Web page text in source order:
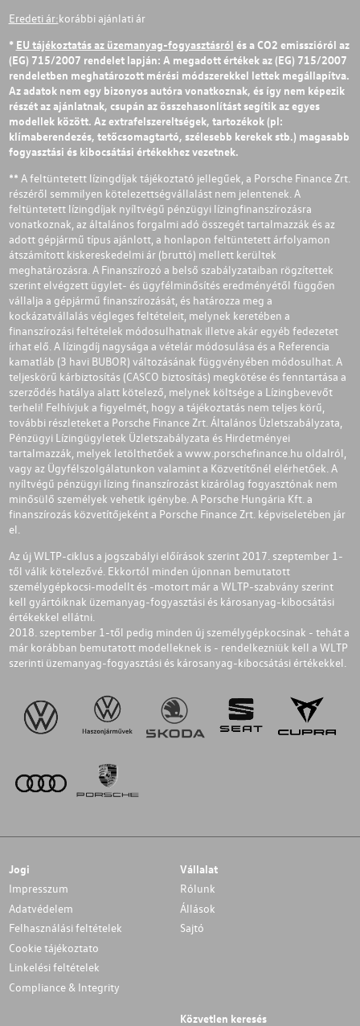
Eredeti ár:korábbi ajánlati ár
* EU tájékoztatás az üzemanyag-fogyasztásról és a CO2 emisszióról az
(EG) 715/2007 rendelet lapján: A megadott értékek az (EG) 715/2007
rendeletben meghatározott mérési módszerekkel lettek megállapítva.
Az adatok nem egy bizonyos autóra vonatkoznak, és így nem képezik
részét az ajánlatnak, csupán az összehasonlítást segítik az egyes
modellek között. Az extrafelszereltségek, tartozékok (pl:
klímaberendezés, tetőcsomagtartó, szélesebb kerekek stb.) magasabb
fogyasztási és kibocsátási értékekhez vezetnek.
** A feltüntetett lízingdíjak tájékoztató jellegűek, a Porsche Finance Zrt.
részéről semmilyen kötelezettségvállalást nem jelentenek. A
feltüntetett lízingdíjak nyíltvégű pénzügyi lízingfinanszírozásra
vonatkoznak, az általános forgalmi adó összegét tartalmazzák és az
adott gépjármű típus ajánlott, a honlapon feltüntetett árfolyamon
átszámított kiskereskedelmi ár (bruttó) mellett kerültek
meghatározásra. A Finanszírozó a belső szabályzataiban rögzítettek
szerint elvégzett ügylet- és ügyfélminősítés eredményétől függően
vállalja a gépjármű finanszírozását, és határozza meg a
kockázatvállalás végleges feltételeit, melynek keretében a
finanszírozási feltételek módosulhatnak illetve akár egyéb fedezetet
írhat elő. A lízingdíj nagysága a vételár módosulása és a Referencia
kamatláb (3 havi BUBOR) változásának függvényében módosulhat. A
teljeskörű kárbiztosítás (CASCO biztosítás) megkötése és fenntartása a
szerződés hatálya alatt kötelező, melynek költsége a Lízingbevevőt
terheli! Felhívjuk a figyelmét, hogy a tájékoztatás nem teljes körű,
további részleteket a Porsche Finance Zrt. Általános Üzletszabályzata,
Pénzügyi Lízingügyletek Üzletszabályzata és Hirdetményei
tartalmazzák, melyek letölthetőek a www.porschefinance.hu oldalról,
vagy az Ügyfélszolgálatunkon valamint a Közvetítőnél elérhetőek. A
nyíltvégű pénzügyi lízing finanszírozást kizárólag fogyasztónak nem
minősülő személyek vehetik igénybe. A Porsche Hungária Kft. a
finanszírozás közvetítőjeként a Porsche Finance Zrt. képviseletében jár
el.
Az új WLTP-ciklus a jogszabályi előírások szerint 2017. szeptember 1-
től válik kötelezővé. Ekkortól minden újonnan bemutatott
személygépkocsi-modellt és -motort már a WLTP-szabvány szerint
kell gyártóiknak üzemanyag-fogyasztási és károsanyag-kibocsátási
értékekkel ellátni.
2018. szeptember 1-től pedig minden új személygépkocsinak - tehát a
már korábban bemutatott modelleknek is - rendelkezniük kell a WLTP
szerinti üzemanyag-fogyasztási és károsanyag-kibocsátási értékekkel.
Jogi
Impresszum
Adatvédelem
Felhasználási feltételek
Cookie tájékoztato
Linkelési feltételek
Compliance & Integrity
Vállalat
Rólunk
Állások
Sajtó
Közvetlen keresés